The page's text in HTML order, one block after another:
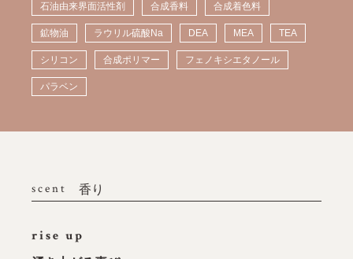
石油由来界面活性剤 合成香料 合成着色料
鉱物油 ラウリル硫酸Na DEA MEA TEA
シリコン 合成ポリマー フェノキシエタノール
パラベン
scent 香り
rise up